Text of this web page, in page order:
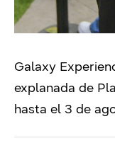
Galaxy
explanada de
hasta el 3 de